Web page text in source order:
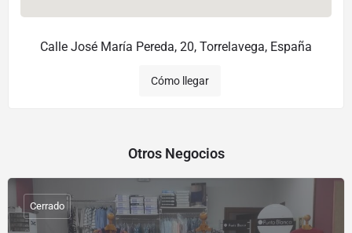
Calle José María Pereda, 20, Torrelavega, España
Cómo llegar
Otros Negocios
Cerrado